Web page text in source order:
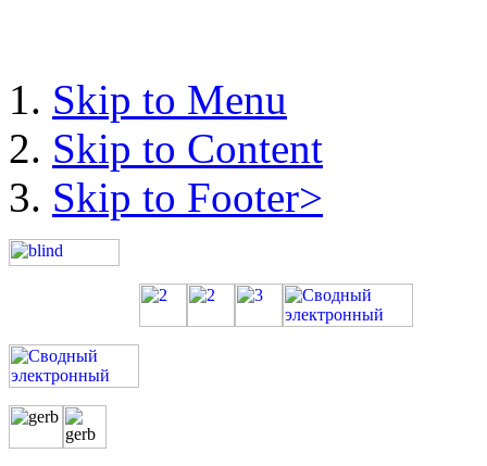
Skip to Menu
Skip to Content
Skip to Footer>